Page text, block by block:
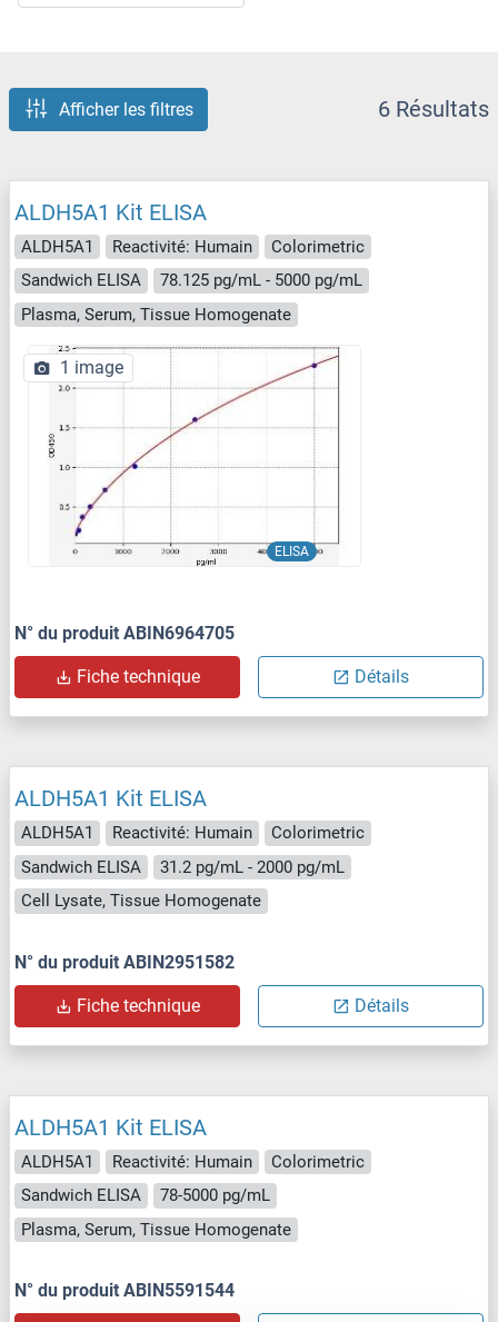
Afficher les filtres 6 Résultats
ALDH5A1 Kit ELISA
ALDH5A1 Reactivité: Humain
Colorimetric
Sandwich ELISA
78.125 pg/mL - 5000 pg/mL
Plasma, Serum, Tissue Homogenate
ELISA
1 image
N° du produit ABIN6964705
Fiche technique Détails
ALDH5A1 Kit ELISA
ALDH5A1 Reactivité: Humain
Colorimetric
Sandwich ELISA
31.2 pg/mL - 2000 pg/mL
Cell Lysate, Tissue Homogenate
N° du produit ABIN2951582
Fiche technique Détails
ALDH5A1 Kit ELISA
ALDH5A1 Reactivité: Humain
Colorimetric
Sandwich ELISA
78-5000 pg/mL
Plasma, Serum, Tissue Homogenate
N° du produit ABIN5591544